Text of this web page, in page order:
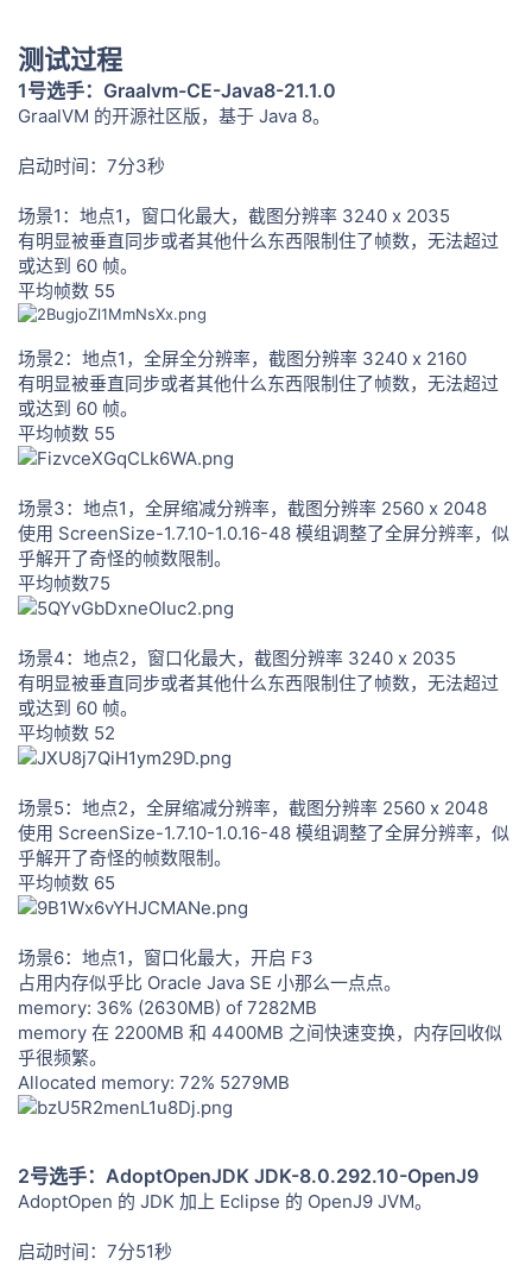
测试过程
1号选手：Graalvm-CE-Java8-21.1.0
GraalVM 的开源社区版，基于 Java 8。
启动时间：7分3秒
场景1：地点1，窗口化最大，截图分辨率 3240 x 2035
有明显被垂直同步或者其他什么东西限制住了帧数，无法超过
或达到 60 帧。
平均帧数 55
场景2：地点1，全屏全分辨率，截图分辨率 3240 x 2160
有明显被垂直同步或者其他什么东西限制住了帧数，无法超过
或达到 60 帧。
平均帧数 55
场景3：地点1，全屏缩减分辨率，截图分辨率 2560 x 2048
使用 ScreenSize-1.7.10-1.0.16-48 模组调整了全屏分辨率，似
乎解开了奇怪的帧数限制。
平均帧数75
场景4：地点2，窗口化最大，截图分辨率 3240 x 2035
有明显被垂直同步或者其他什么东西限制住了帧数，无法超过
或达到 60 帧。
平均帧数 52
场景5：地点2，全屏缩减分辨率，截图分辨率 2560 x 2048
使用 ScreenSize-1.7.10-1.0.16-48 模组调整了全屏分辨率，似
乎解开了奇怪的帧数限制。
平均帧数 65
场景6：地点1，窗口化最大，开启 F3
占用内存似乎比 Oracle Java SE 小那么一点点。
memory: 36% (2630MB) of 7282MB
memory 在 2200MB 和 4400MB 之间快速变换，内存回收似
乎很频繁。
Allocated memory: 72% 5279MB
2号选手：AdoptOpenJDK JDK-8.0.292.10-OpenJ9
AdoptOpen 的 JDK 加上 Eclipse 的 OpenJ9 JVM。
启动时间：7分51秒